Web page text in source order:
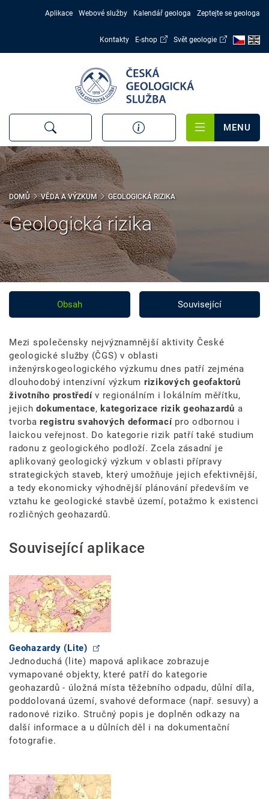
Aplikace Webové služby Kalendář geologa Zeptejte se geologa
Kontakty E-shop Svět geologie
MENU
DOMŮ VĚDA A VÝZKUM GEOLOGICKÁ RIZIKA
Geologická rizika
Obsah Související
Mezi společensky nejvýznamnější aktivity České
geologické služby (ČGS) v oblasti
inženýrskogeologického výzkumu dnes patří zejména
dlouhodobý intenzivní výzkum rizikových geofaktorů
životního prostředív regionálním i lokálním měřítku,
jejichdokumentace, kategorizace rizik geohazardů a
tvorbaregistru svahových deformacípro odbornou i
laickou veřejnost. Do kategorie rizik patří také studium
radonu z geologického podloží. Zcela zásadní je
aplikovaný geologický výzkum v oblasti přípravy
strategických staveb, který umožňuje jejich efektivnější,
a tedy ekonomicky výhodnější plánování především ve
vztahu ke geologické stavbě území, potažmo k existenci
rozličných geohazardů.
Související aplikace
Geohazardy (Lite)
Jednoduchá (lite) mapová aplikace zobrazuje
vymapované objekty, které patří do kategorie
geohazardů - úložná místa těžebního odpadu, důlní díla,
poddolovaná území, svahové deformace (např. sesuvy) a
radonové riziko. Stručný popis je doplněn odkazy na
další informace a u důlních děl i na dokumentační
fotografie.